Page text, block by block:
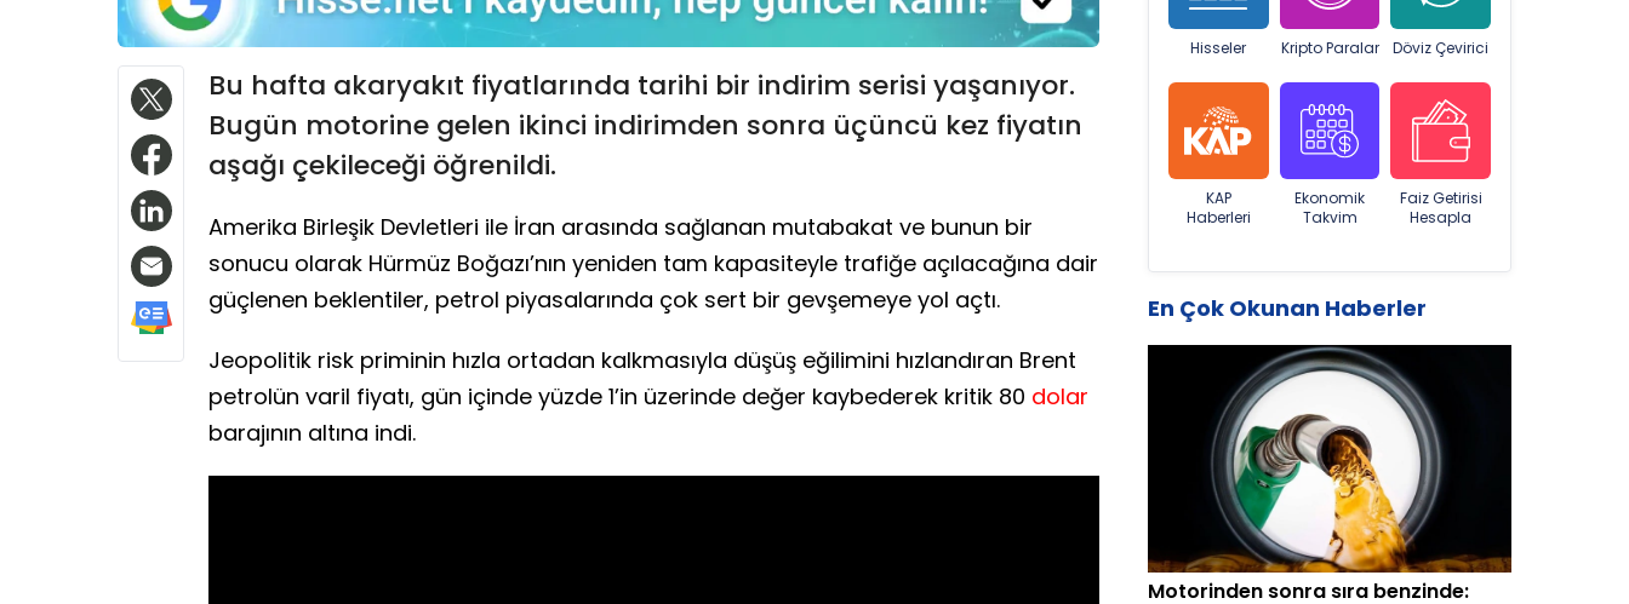
Bu hafta akaryakıt fiyatlarında tarihi bir indirim serisi yaşanıyor.
Bugün motorine gelen ikinci indirimden sonra üçüncü kez fiyatın
aşağı çekileceği öğrenildi.
Amerika Birleşik Devletleri ile İran arasında sağlanan mutabakat ve bunun bir
sonucu olarak Hürmüz Boğazı’nın yeniden tam kapasiteyle trafiğe açılacağına dair
güçlenen beklentiler, petrol piyasalarında çok sert bir gevşemeye yol açtı.
Jeopolitik risk priminin hızla ortadan kalkmasıyla düşüş eğilimini hızlandıran Brent
petrolün varil fiyatı, gün içinde yüzde 1’in üzerinde değer kaybederek kritik 80 dolar
barajının altına indi.
Hisseler Kripto Paralar Döviz Çevirici
KAP
Haberleri
Ekonomik
Takvim
Faiz Getirisi
Hesapla
En Çok Okunan Haberler
Motorinden sonra sıra benzinde: